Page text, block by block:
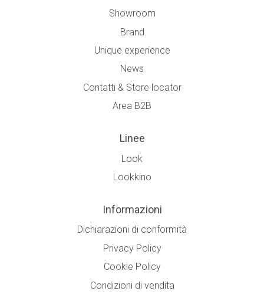
Showroom
Brand
Unique experience
News
Contatti & Store locator
Area B2B
Linee
Look
Lookkino
Informazioni
Dichiarazioni di conformità
Privacy Policy
Cookie Policy
Condizioni di vendita